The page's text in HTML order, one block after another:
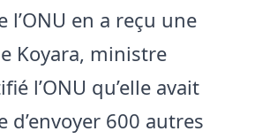
l’ONU en a reçu une
Koyara, ministre
l’ONU qu’elle avait
d’envoyer 600 autres